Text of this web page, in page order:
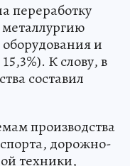
переработку
оборудования и
К слову, в
составил
производства
дорожно-
техники,